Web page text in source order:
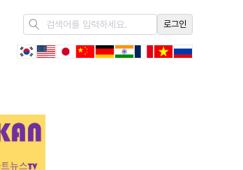
로그인